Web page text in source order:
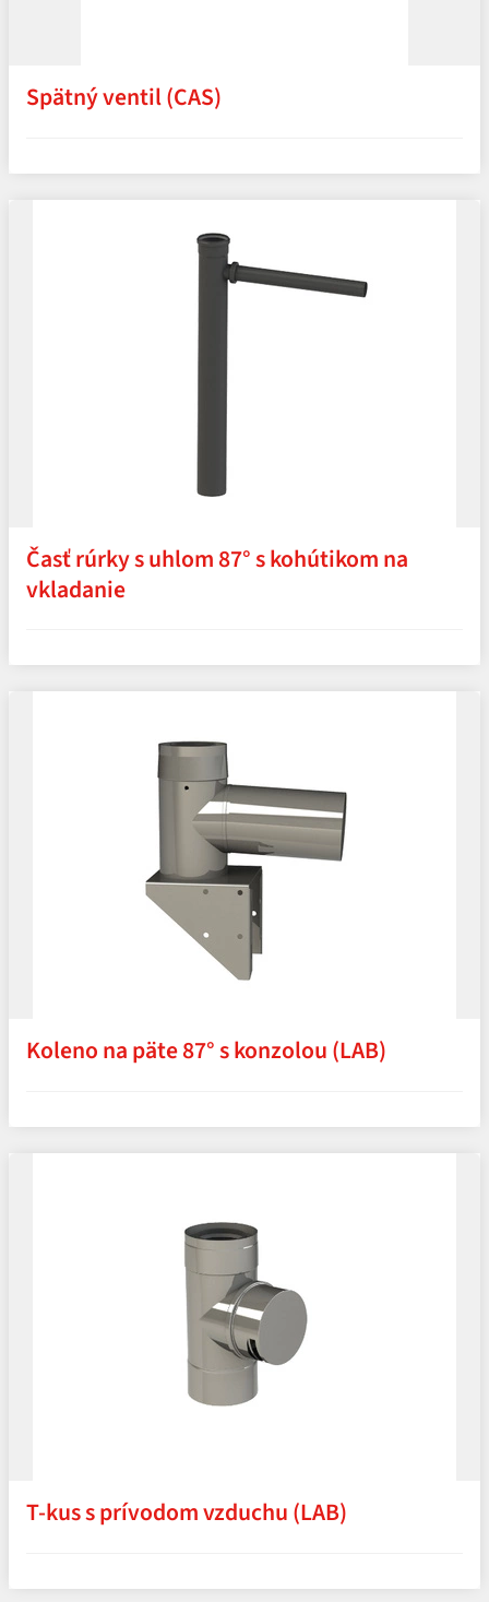
Spätný ventil (CAS)
Časť rúrky s uhlom 87° s kohútikom na
vkladanie
Koleno na päte 87° s konzolou (LAB)
T‑kus s prívodom vzduchu (LAB)